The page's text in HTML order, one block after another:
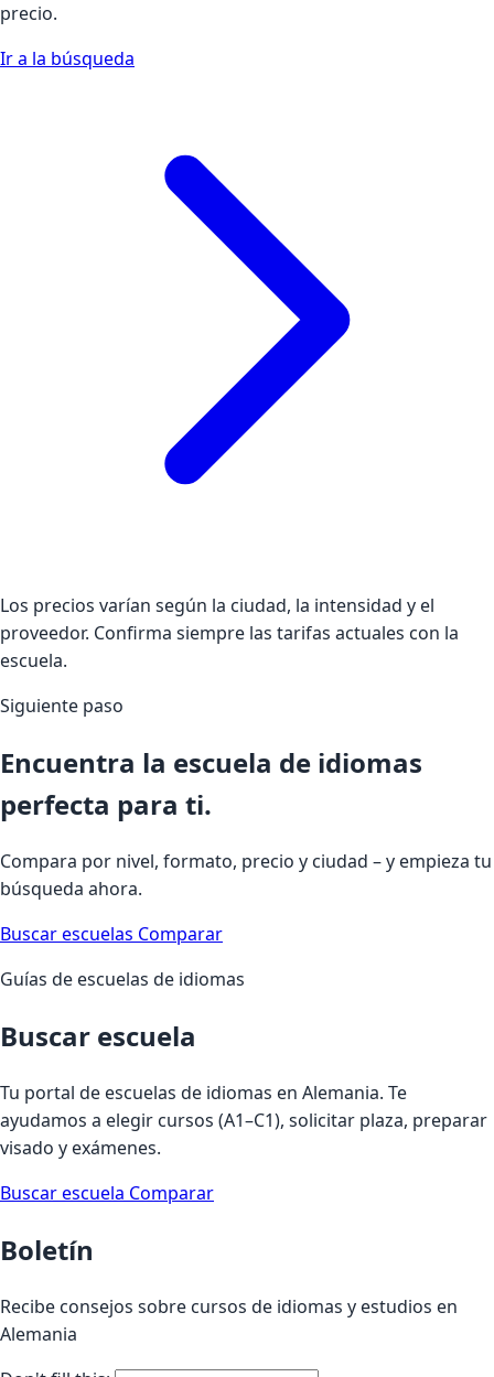
precio.
Ir a la búsqueda
Los precios varían según la ciudad, la intensidad y el
proveedor. Confirma siempre las tarifas actuales con la
escuela.
Siguiente paso
Encuentra la escuela de idiomas
perfecta para ti.
Compara por nivel, formato, precio y ciudad – y empieza tu
búsqueda ahora.
Buscar escuelas Comparar
Guías de escuelas de idiomas
Buscar escuela
Tu portal de escuelas de idiomas en Alemania. Te
ayudamos a elegir cursos (A1–C1), solicitar plaza, preparar
visado y exámenes.
Buscar escuela Comparar
Boletín
Recibe consejos sobre cursos de idiomas y estudios en
Alemania